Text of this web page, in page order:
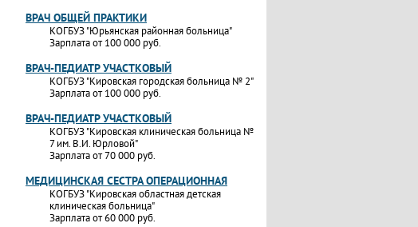
ВРАЧ ОБЩЕЙ ПРАКТИКИ
КОГБУЗ "Юрьянская районная больница"
Зарплата от 100 000 руб.
ВРАЧ-ПЕДИАТР УЧАСТКОВЫЙ
КОГБУЗ "Кировская городская больница № 2"
Зарплата от 100 000 руб.
ВРАЧ-ПЕДИАТР УЧАСТКОВЫЙ
КОГБУЗ "Кировская клиническая больница №
7 им. В.И. Юрловой"
Зарплата от 70 000 руб.
МЕДИЦИНСКАЯ СЕСТРА ОПЕРАЦИОННАЯ
КОГБУЗ "Кировская областная детская
клиническая больница"
Зарплата от 60 000 руб.